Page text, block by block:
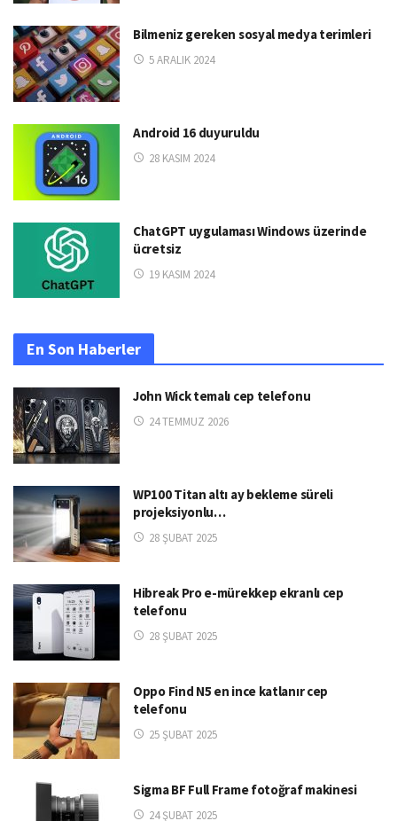
Bilmeniz gereken sosyal medya terimleri
5 ARALIK 2024
Android 16 duyuruldu
28 KASIM 2024
ChatGPT uygulaması Windows üzerinde
ücretsiz
19 KASIM 2024
En Son Haberler
John Wick temalı cep telefonu
24 TEMMUZ 2026
WP100 Titan altı ay bekleme süreli
projeksiyonlu…
28 ŞUBAT 2025
Hibreak Pro e-mürekkep ekranlı cep
telefonu
28 ŞUBAT 2025
Oppo Find N5 en ince katlanır cep
telefonu
25 ŞUBAT 2025
Sigma BF Full Frame fotoğraf makinesi
24 ŞUBAT 2025